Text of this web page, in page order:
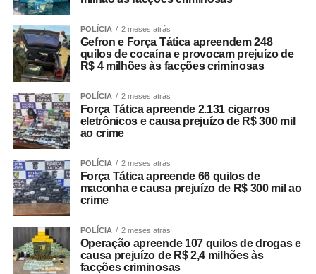
POLÍCIA 2 meses atrás
Gefron e Força Tática apreendem 248
quilos de cocaína e provocam prejuízo de
R$ 4 milhões às facções criminosas
POLÍCIA 2 meses atrás
Força Tática apreende 2.131 cigarros
eletrônicos e causa prejuízo de R$ 300 mil
ao crime
POLÍCIA 2 meses atrás
Força Tática apreende 66 quilos de
maconha e causa prejuízo de R$ 300 mil ao
crime
POLÍCIA 2 meses atrás
Operação apreende 107 quilos de drogas e
causa prejuízo de R$ 2,4 milhões às
facções criminosas